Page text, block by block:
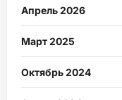
Апрель 2026
Март 2025
Октябрь 2024